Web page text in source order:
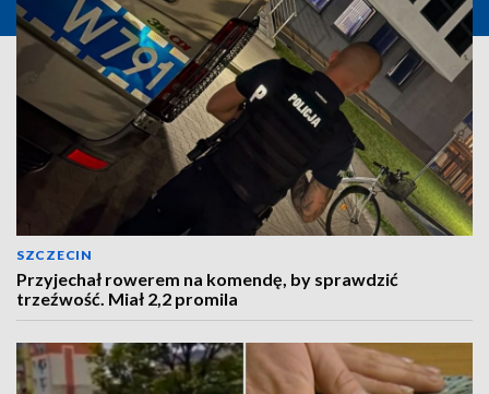
SZCZECIN
Przyjechał rowerem na komendę, by sprawdzić
trzeźwość. Miał 2,2 promila